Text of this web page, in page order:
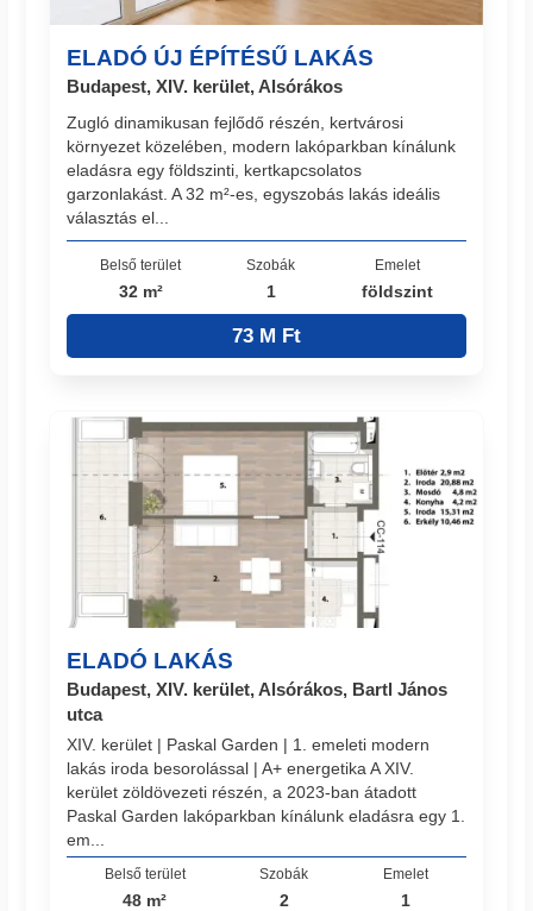
ELADÓ ÚJ ÉPÍTÉSŰ LAKÁS
Budapest, XIV. kerület, Alsórákos
Zugló dinamikusan fejlődő részén, kertvárosi
környezet közelében, modern lakóparkban kínálunk
eladásra egy földszinti, kertkapcsolatos
garzonlakást. A 32 m²-es, egyszobás lakás ideális
választás el...
Belső terület
32 m²
Szobák
1
Emelet
földszint
73 M Ft
ELADÓ LAKÁS
Budapest, XIV. kerület, Alsórákos, Bartl János
utca
XIV. kerület | Paskal Garden | 1. emeleti modern
lakás iroda besorolással | A+ energetika A XIV.
kerület zöldövezeti részén, a 2023-ban átadott
Paskal Garden lakóparkban kínálunk eladásra egy 1.
em...
Belső terület
48 m²
Szobák
2
Emelet
1